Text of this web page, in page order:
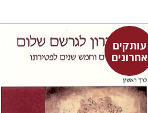
עותקים
אחרונים
יוסף דן